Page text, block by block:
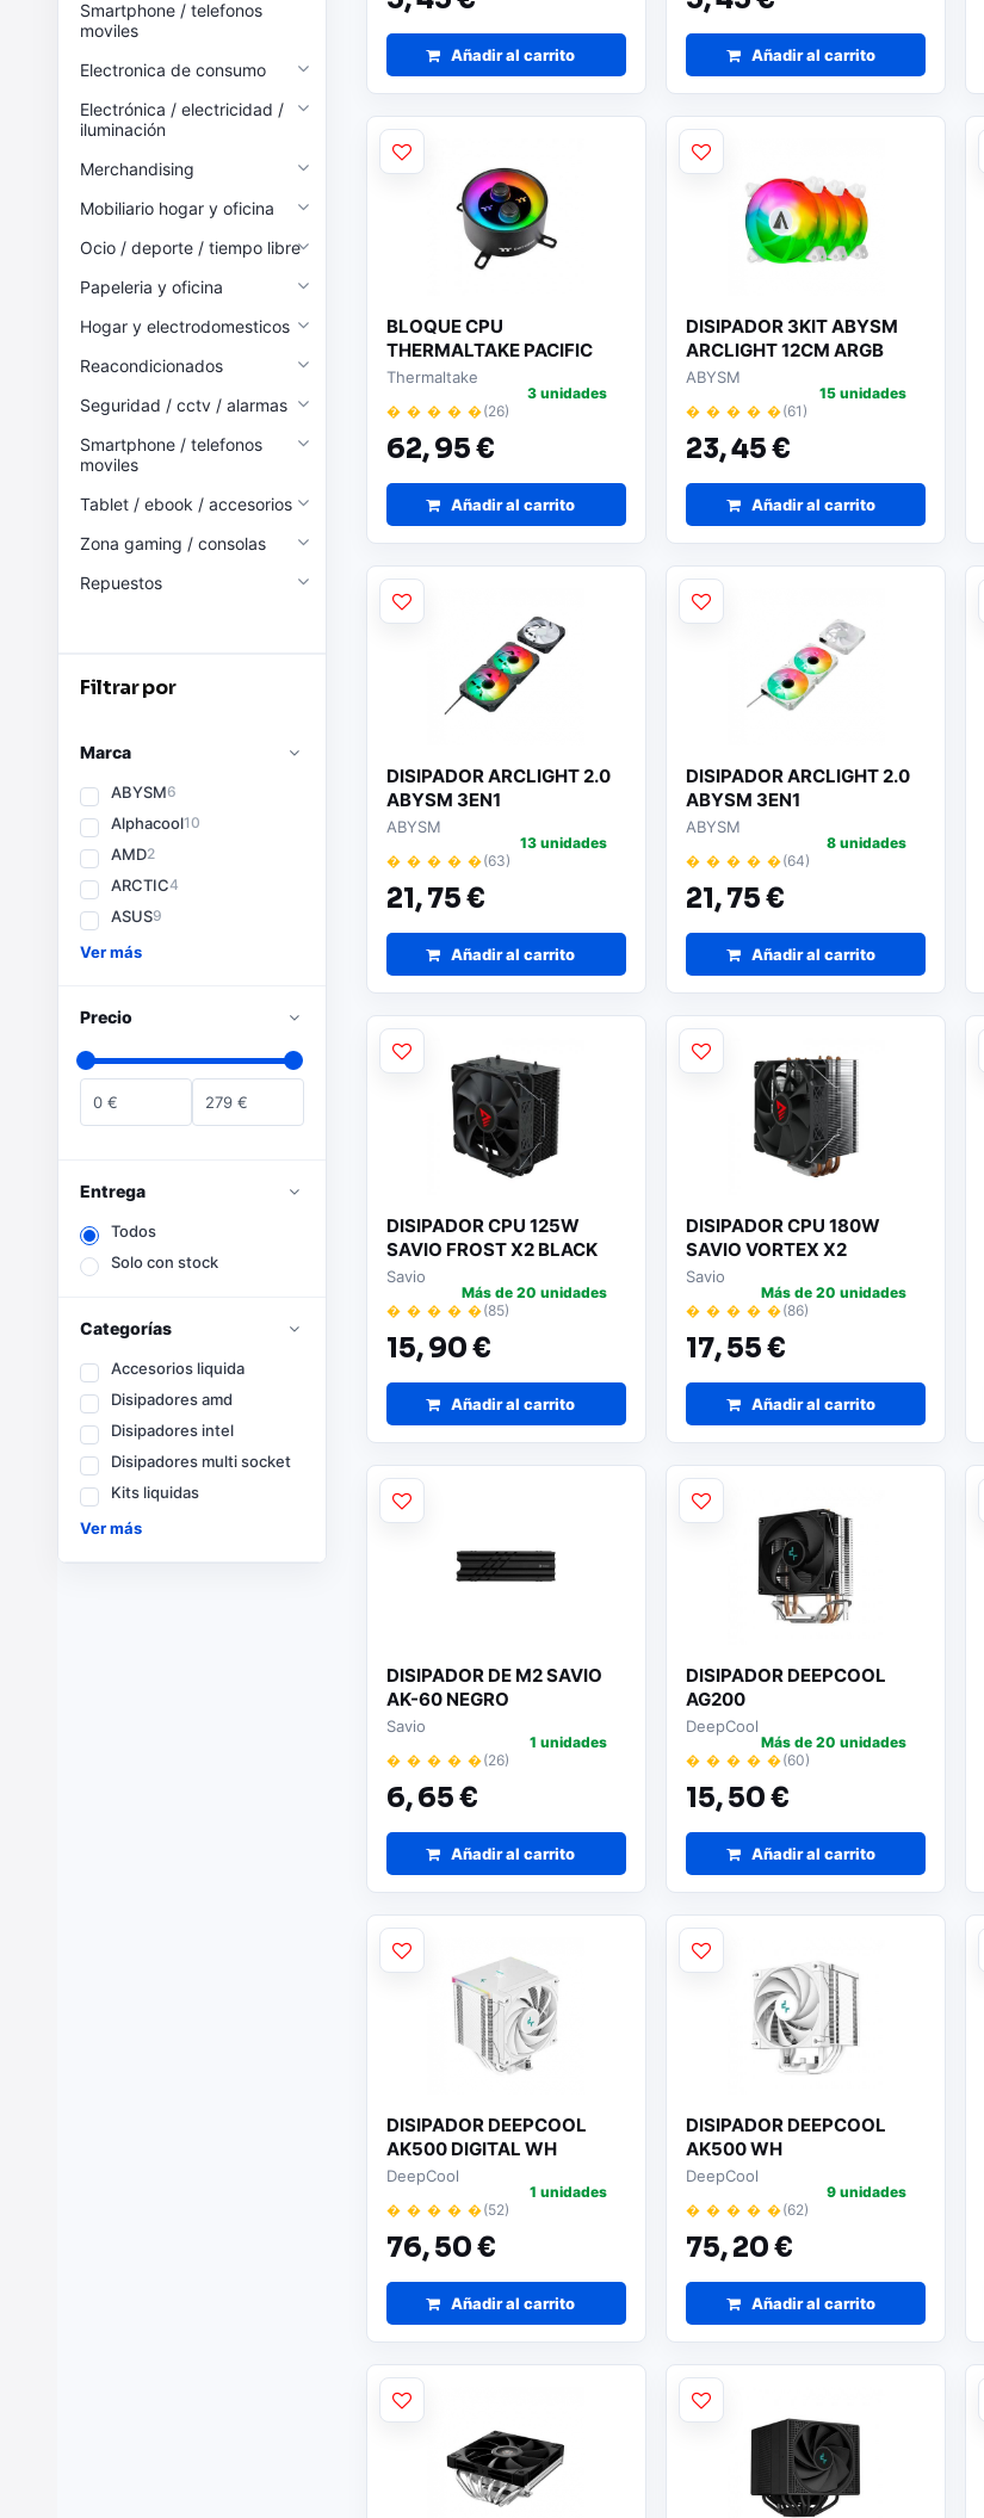
Smartphone / telefonos
moviles
Electronica de consumo
Electrónica / electricidad /
iluminación
Merchandising
Mobiliario hogar y oficina
Ocio / deporte / tiempo libre
Papeleria y oficina
Hogar y electrodomesticos
Reacondicionados
Seguridad / cctv / alarmas
Smartphone / telefonos
moviles
Tablet / ebook / accesorios
Zona gaming / consolas
Repuestos
Filtrar por
Marca
ABYSM6
Alphacool10
AMD2
ARCTIC4
ASUS9
Ver más
Precio
0 € 279 €
Entrega
Todos
Solo con stock
Categorías
Accesorios liquida
Disipadores amd
Disipadores intel
Disipadores multi socket
Kits liquidas
Ver más
Añadir al carrito Añadir al carrito
BLOQUE CPU
THERMALTAKE PACIFIC
MX1 PLUS
Thermaltake
� � � � �(26)
62,95 €
3 unidades
Añadir al carrito
DISIPADOR 3KIT ABYSM
ARCLIGHT 12CM ARGB
ABYSM
� � � � �(61)
23,45 €
15 unidades
Añadir al carrito
DISIPADOR ARCLIGHT 2.0
ABYSM 3EN1
ABYSM
� � � � �(63)
21,75 €
13 unidades
Añadir al carrito
DISIPADOR ARCLIGHT 2.0
ABYSM 3EN1
ABYSM
� � � � �(64)
21,75 €
8 unidades
Añadir al carrito
DISIPADOR CPU 125W
SAVIO FROST X2 BLACK
Savio
� � � � �(85)
15,90 €
Más de 20 unidades
Añadir al carrito
DISIPADOR CPU 180W
SAVIO VORTEX X2
Savio
� � � � �(86)
17,55 €
Más de 20 unidades
Añadir al carrito
DISIPADOR DE M2 SAVIO
AK-60 NEGRO
Savio
� � � � �(26)
6,65 €
1 unidades
Añadir al carrito
DISIPADOR DEEPCOOL
AG200
DeepCool
� � � � �(60)
15,50 €
Más de 20 unidades
Añadir al carrito
DISIPADOR DEEPCOOL
AK500 DIGITAL WH
DeepCool
� � � � �(52)
76,50 €
1 unidades
Añadir al carrito
DISIPADOR DEEPCOOL
AK500 WH
DeepCool
� � � � �(62)
75,20 €
9 unidades
Añadir al carrito